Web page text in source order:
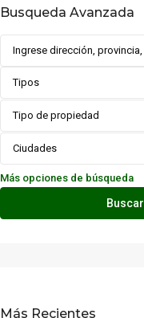
Busqueda Avanzada
Tipos
Tipo de propiedad
Ciudades
Más opciones de búsqueda
Buscar
Más Recientes